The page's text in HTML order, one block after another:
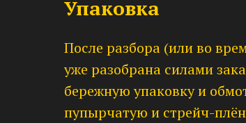
Упаковка
После разбора (или во
уже разобрана силами
бережную упаковку и
пупырчатую и стрейч-